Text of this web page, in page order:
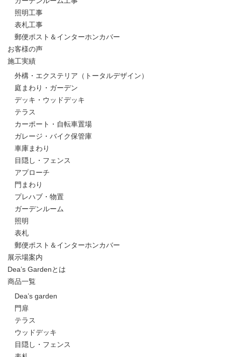
照明工事
表札工事
郵便ポスト＆インターホンカバー
お客様の声
施工実績
外構・エクステリア（トータルデザイン）
庭まわり・ガーデン
デッキ・ウッドデッキ
テラス
カーポート・自転車置場
ガレージ・バイク保管庫
車庫まわり
目隠し・フェンス
アプローチ
門まわり
プレハブ・物置
ガーデンルーム
照明
表札
郵便ポスト＆インターホンカバー
展示場案内
Dea’s Gardenとは
商品一覧
Dea’s garden
門扉
テラス
ウッドデッキ
目隠し・フェンス